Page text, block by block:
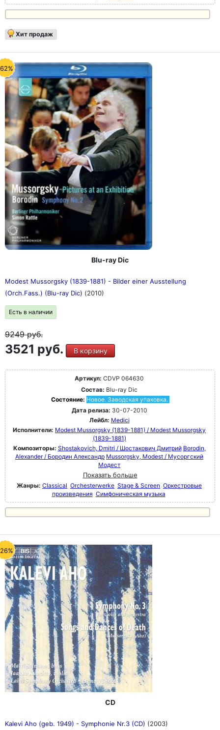
Хит продаж
Blu-ray Dic
Modest Mussorgsky (1839-1881) - Bilder einer Ausstellung
(Orch.Fass.) (Blu-ray Dic) (2010)
Есть в наличии
9249руб.
3521 руб. В корзину
Артикул: CDVP 064630
Состав: Blu-ray Dic
Состояние: Новое. Заводская упаковка.
Дата релиза: 30-07-2010
Лейбл: Medici
Исполнители: Modest Mussorgsky (1839-1881) / Modest Mussorgsky
(1839-1881)
Композиторы: Shostakovich, Dmitri / Шостакович Дмитрий Borodin,
Alexander / Бородин Александр Mussorgsky, Modest / Мусоргский
Модест
Показать больше
Жанры: Classical Orchesterwerke Stage & Screen Оркестровые
произведения Симфоническая музыка
CD
Kalevi Aho (geb. 1949) - Symphonie Nr.3 (CD) (2003)